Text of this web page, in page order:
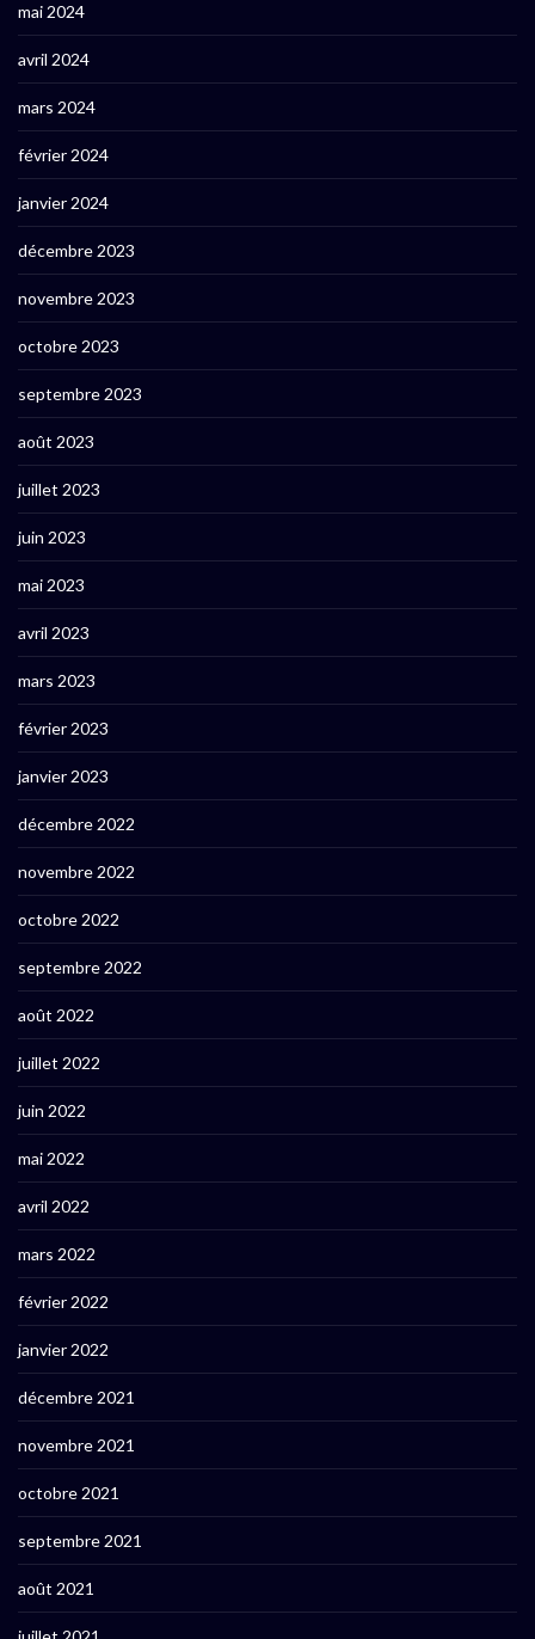
mai 2024
avril 2024
mars 2024
février 2024
janvier 2024
décembre 2023
novembre 2023
octobre 2023
septembre 2023
août 2023
juillet 2023
juin 2023
mai 2023
avril 2023
mars 2023
février 2023
janvier 2023
décembre 2022
novembre 2022
octobre 2022
septembre 2022
août 2022
juillet 2022
juin 2022
mai 2022
avril 2022
mars 2022
février 2022
janvier 2022
décembre 2021
novembre 2021
octobre 2021
septembre 2021
août 2021